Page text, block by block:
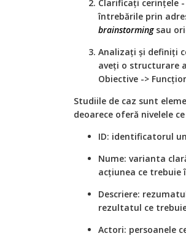
Clarificați cerințele
întrebările prin
brainstormingsau
Analizați și definiți
aveți o structurare
Obiective ->
Studiile de caz sunt
deoarece oferă nivelele
ID: identificatorul
Nume: varianta
acțiunea ce trebuie
Descriere:
rezultatul ce
Actori: persoanele